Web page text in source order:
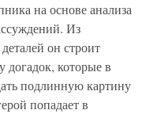
на основе анализа
Из
он строит
которые в
подлинную картину
попадает в